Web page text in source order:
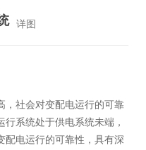
详图
，社会对变配电运行的可靠
系统处于供电系统未端，
配电运行的可靠性，具有深